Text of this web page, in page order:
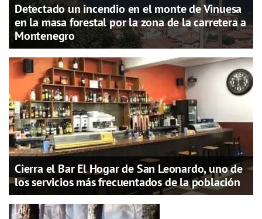
Detectado un incendio en el monte de Vinuesa
en la masa forestal por la zona de la carretera a
Montenegro
Cierra el Bar El Hogar de San Leonardo, uno de
los servicios más frecuentados de la población